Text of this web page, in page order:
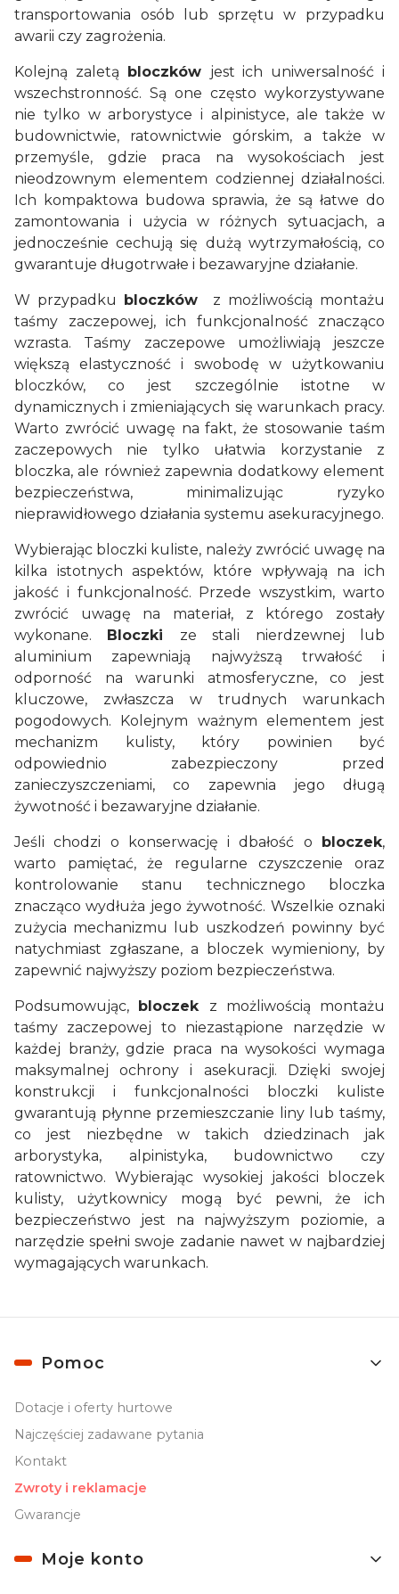
transportowania osób lub sprzętu w przypadku
awarii czy zagrożenia.
Kolejną zaletą bloczków jest ich uniwersalność i
wszechstronność. Są one często wykorzystywane
nie tylko w arborystyce i alpinistyce, ale także w
budownictwie, ratownictwie górskim, a także w
przemyśle, gdzie praca na wysokościach jest
nieodzownym elementem codziennej działalności.
Ich kompaktowa budowa sprawia, że są łatwe do
zamontowania i użycia w różnych sytuacjach, a
jednocześnie cechują się dużą wytrzymałością, co
gwarantuje długotrwałe i bezawaryjne działanie.
W przypadku bloczków
z możliwością montażu
taśmy zaczepowej, ich funkcjonalność znacząco
wzrasta. Taśmy zaczepowe umożliwiają jeszcze
większą elastyczność i swobodę w użytkowaniu
bloczków, co jest szczególnie istotne w
dynamicznych i zmieniających się warunkach pracy.
Warto zwrócić uwagę na fakt, że stosowanie taśm
zaczepowych nie tylko ułatwia korzystanie z
bloczka, ale również zapewnia dodatkowy element
bezpieczeństwa, minimalizując ryzyko
nieprawidłowego działania systemu asekuracyjnego.
Wybierając bloczki kuliste, należy zwrócić uwagę na
kilka istotnych aspektów, które wpływają na ich
jakość i funkcjonalność. Przede wszystkim, warto
zwrócić uwagę na materiał, z którego zostały
wykonane. Bloczki ze stali nierdzewnej lub
aluminium zapewniają najwyższą trwałość i
odporność na warunki atmosferyczne, co jest
kluczowe, zwłaszcza w trudnych warunkach
pogodowych. Kolejnym ważnym elementem jest
mechanizm kulisty, który powinien być
odpowiednio zabezpieczony przed
zanieczyszczeniami, co zapewnia jego długą
żywotność i bezawaryjne działanie.
Jeśli chodzi o konserwację i dbałość o bloczek,
warto pamiętać, że regularne czyszczenie oraz
kontrolowanie stanu technicznego bloczka
znacząco wydłuża jego żywotność. Wszelkie oznaki
zużycia mechanizmu lub uszkodzeń powinny być
natychmiast zgłaszane, a bloczek wymieniony, by
zapewnić najwyższy poziom bezpieczeństwa.
Podsumowując, bloczek z możliwością montażu
taśmy zaczepowej to niezastąpione narzędzie w
każdej branży, gdzie praca na wysokości wymaga
maksymalnej ochrony i asekuracji. Dzięki swojej
konstrukcji i funkcjonalności bloczki kuliste
gwarantują płynne przemieszczanie liny lub taśmy,
co jest niezbędne w takich dziedzinach jak
arborystyka, alpinistyka, budownictwo czy
ratownictwo. Wybierając wysokiej jakości bloczek
kulisty, użytkownicy mogą być pewni, że ich
bezpieczeństwo jest na najwyższym poziomie, a
narzędzie spełni swoje zadanie nawet w najbardziej
wymagających warunkach.
Linki w stopce
Pomoc
Dotacje i oferty hurtowe
Najczęściej zadawane pytania
Kontakt
Zwroty i reklamacje
Gwarancje
Moje konto